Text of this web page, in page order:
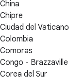
China
Chipre
Ciudad del Vaticano
Colombia
Comoras
Congo - Brazzaville
Corea del Sur